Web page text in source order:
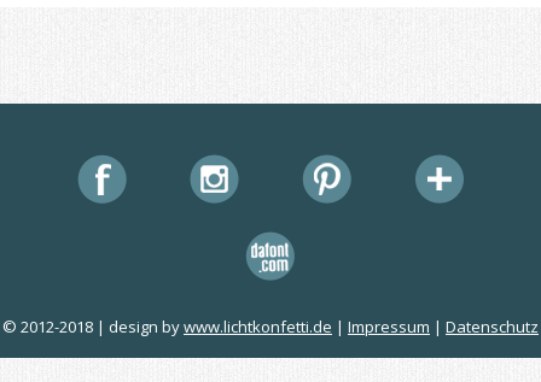
© 2012-2018 | design bywww.lichtkonfetti.de | Impressum | Datenschutz